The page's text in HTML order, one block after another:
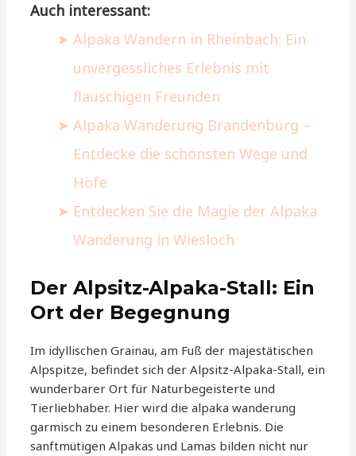
Auch interessant:
Alpaka Wandern in Rheinbach: Ein
unvergessliches Erlebnis mit
flauschigen Freunden
Alpaka Wanderung Brandenburg –
Entdecke die schönsten Wege und
Höfe
Entdecken Sie die Magie der Alpaka
Wanderung in Wiesloch
Der Alpsitz-Alpaka-Stall: Ein
Ort der Begegnung
Im idyllischen Grainau, am Fuß der majestätischen
Alpspitze, befindet sich der Alpsitz-Alpaka-Stall, ein
wunderbarer Ort für Naturbegeisterte und
Tierliebhaber. Hier wird die alpaka wanderung
garmisch zu einem besonderen Erlebnis. Die
sanftmütigen Alpakas und Lamas bilden nicht nur